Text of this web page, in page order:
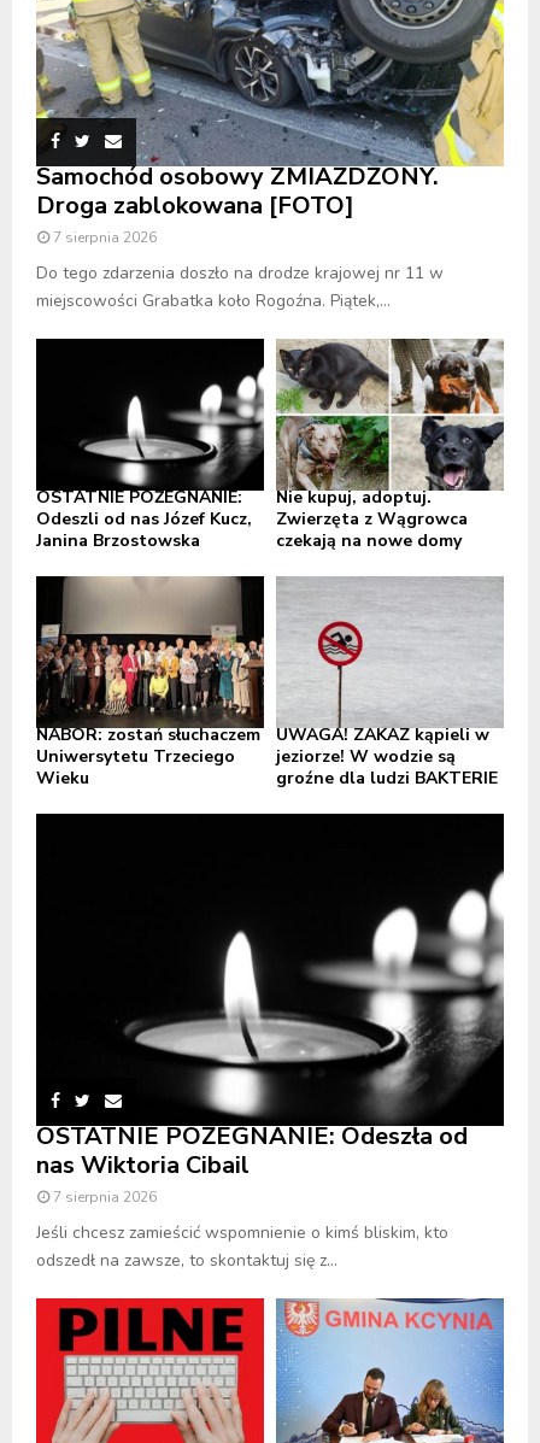
Samochód osobowy ZMIAŻDŻONY.
Droga zablokowana [FOTO]
7 sierpnia 2026
Do tego zdarzenia doszło na drodze krajowej nr 11 w
miejscowości Grabatka koło Rogoźna. Piątek,...
OSTATNIE POŻEGNANIE:
Odeszli od nas Józef Kucz,
Janina Brzostowska
Nie kupuj, adoptuj.
Zwierzęta z Wągrowca
czekają na nowe domy
NABÓR: zostań słuchaczem
Uniwersytetu Trzeciego
Wieku
UWAGA! ZAKAZ kąpieli w
jeziorze! W wodzie są
groźne dla ludzi BAKTERIE
OSTATNIE POŻEGNANIE: Odeszła od
nas Wiktoria Cibail
7 sierpnia 2026
Jeśli chcesz zamieścić wspomnienie o kimś bliskim, kto
odszedł na zawsze, to skontaktuj się z...